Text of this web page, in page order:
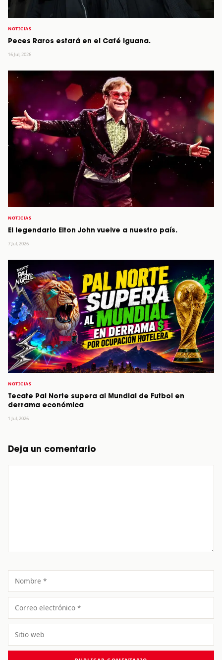
NOTICIAS
Peces Raros estará en el Café Iguana.
16 Jul, 2026
NOTICIAS
El legendario Elton John vuelve a nuestro país.
7 Jul, 2026
NOTICIAS
Tecate Pal Norte supera al Mundial de Futbol en
derrama económica
1 Jul, 2026
Deja un comentario
Nombre
Correo
electrónico
Sitio
web